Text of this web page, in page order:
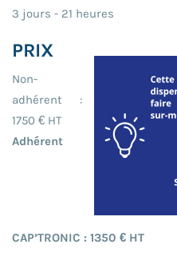
3 jours - 21 heures
PRIX
Non-
adhérent :
1750 € HT
Adhérent
CAP’TRONIC : 1350 € HT